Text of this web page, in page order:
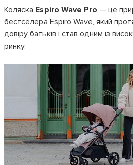
Коляска Espiro Wave Pro — це
бестселера Espiro Wave, який
довіру батьків і став одним із
ринку.